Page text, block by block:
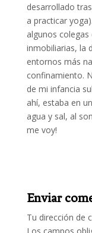
desarrollado
a practicar
algunos
inmobiliarias, la
entornos más
confinamiento.
de mi infancia
ahí, estaba en
agua y sal, al
me voy!
Enviar
Tu dirección de